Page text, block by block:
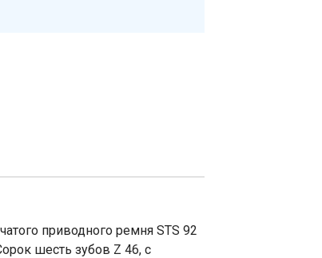
приводного ремня STS 92
шесть зубов Z 46, с